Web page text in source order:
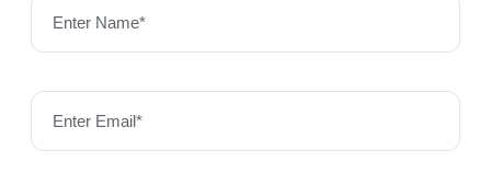
Enter Name*
Enter Email*